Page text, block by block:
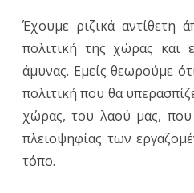
Έχουμε ριζικά αντίθετη
πολιτική της χώρας και
άμυνας. Εμείς θεωρούμε
πολιτική που θα
χώρας, του λαού μας, που
πλειοψηφίας των
τόπο.